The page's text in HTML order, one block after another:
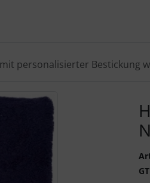
personalisierter Bestickung
" und "Vor-Button"